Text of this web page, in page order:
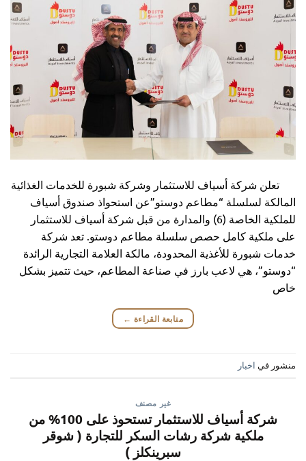
تعلن شركة أسياف للاستثمار وشركة شبورة للخدمات الغذائية
المالكة لسلسلة “مطاعم دوستو”عن استحواذ صندوق أسياف
للملكية الخاصة (6) والمدارة من قبل شركة أسياف للاستثمار
على ملكية كامل حصص سلسلة مطاعم دوستو. تعد شركة
خدمات شبورة للأغذية المحدودة، مالكة العلامة التجارية الرائدة
“دوستو”، هي لاعب بارز في صناعة المطاعم، حيث تتميز بشكل
خاص
متابعة القراءة ←
منشور في اخبار
غير مصنف
شركة أسياف للاستثمار تستحوذ على 100% من
ملكية شركة رشات السكر للتجارة ( شوقر
سبرينكلز )